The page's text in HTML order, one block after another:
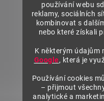
používání webu
reklamy, sociálních
kombinovat s
nebo které získali
K některým údajům
Google, která je
Používání cookies
– přijmout
analytické a